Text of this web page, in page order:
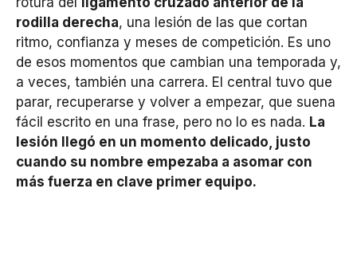
rodilla derecha, una lesión de las que cortan
ritmo, confianza y meses de competición. Es uno
de esos momentos que cambian una temporada y,
a veces, también una carrera. El central tuvo que
parar, recuperarse y volver a empezar, que suena
fácil escrito en una frase, pero no lo es nada. La
lesión llegó en un momento delicado, justo
cuando su nombre empezaba a asomar con
más fuerza en clave primer equipo.